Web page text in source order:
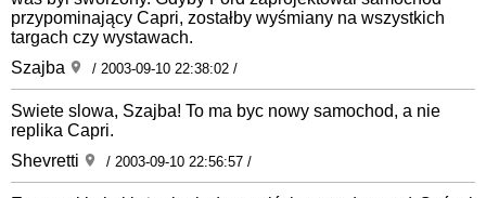
przypominający Capri, zostałby wyśmiany na wszystkich
targach czy wystawach.
Szajba
/ 2003-09-10 22:38:02 /
Swiete slowa, Szajba! To ma byc nowy samochod, a nie
replika Capri.
Shevretti
/ 2003-09-10 22:56:57 /